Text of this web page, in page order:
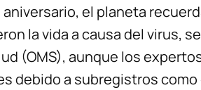
el planeta
la vida a causa del virus,
(OMS), aunque los
debido a subregistros